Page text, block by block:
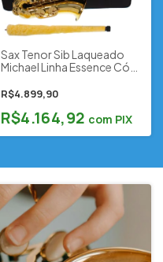
Sax Tenor Sib Laqueado
Michael Linha Essence Cód.
Acessórios (Outlet)
R$4.899,90
R$4.164,92 com PIX